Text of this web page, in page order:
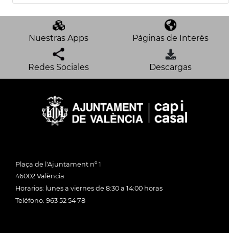
Nuestras Apps Páginas de Interés
Redes Sociales Descargas
Plaça de l'Ajuntament nº 1
46002 València
Horarios: lunes a viernes de 8:30 a 14:00 horas
Teléfono: 963 52 54 78